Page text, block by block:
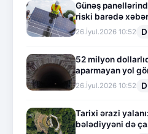
Günəş
riski barədə
26.İyul.2026 10:52
52 milyon
aparmayan yol
26.İyul.2026 10:52
Tarixi ərazi
bələdiyyəni də